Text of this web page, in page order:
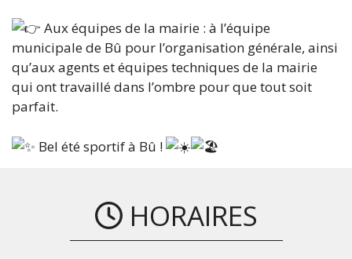
Aux équipes de la mairie : à l’équipe
municipale de Bû pour l’organisation générale, ainsi
qu’aux agents et équipes techniques de la mairie
qui ont travaillé dans l’ombre pour que tout soit
parfait.
Bel été sportif à Bû !
HORAIRES